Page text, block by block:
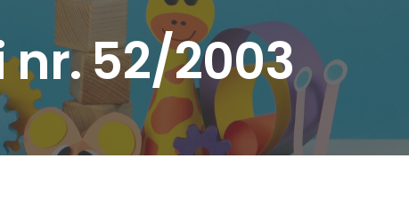
52/2003